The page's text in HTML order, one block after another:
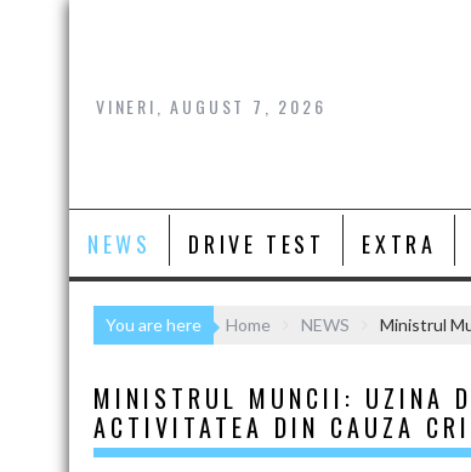
Skip
VINERI, AUGUST 7, 2026
NEWS DRIVE TEST EXTRA
You are here Home NEWS Ministrul
MINISTRUL MUNCII: UZINA
ACTIVITATEA DIN CAUZA